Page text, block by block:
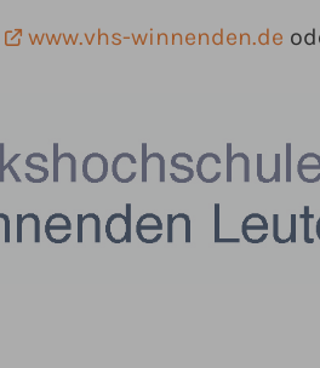
www.vhs-winnenden.de